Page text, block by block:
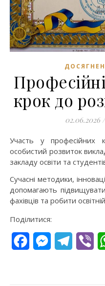
крок до
02.06.2026 /
Участь у професійних конкурсах — це не лише
особистий розвиток
закладу освіти та
Сучасні методики,
допомагають
фахівців та робити
Поділитися:
FacebookMessenger